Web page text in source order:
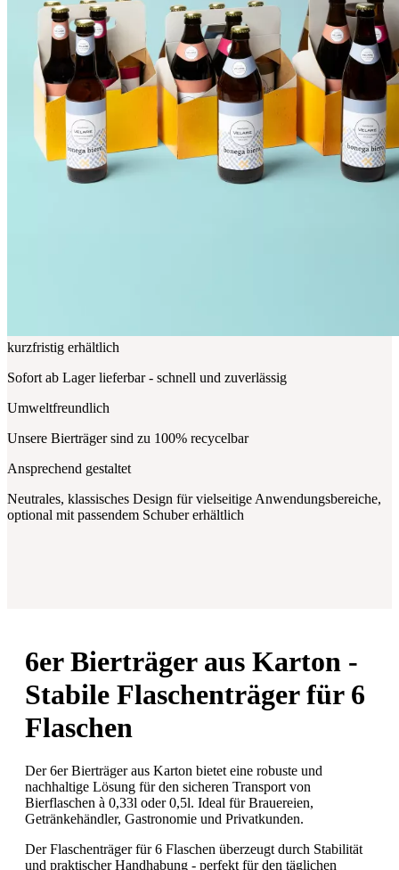
kurzfristig erhältlich
Sofort ab Lager lieferbar - schnell und zuverlässig
Umweltfreundlich
Unsere Bierträger sind zu 100% recycelbar
Ansprechend gestaltet
Neutrales, klassisches Design für vielseitige Anwendungsbereiche,
optional mit passendem Schuber erhältlich
6er Bierträger aus Karton -
Stabile Flaschenträger für 6
Flaschen
Der 6er Bierträger aus Karton bietet eine robuste und
nachhaltige Lösung für den sicheren Transport von
Bierflaschen à 0,33l oder 0,5l. Ideal für Brauereien,
Getränkehändler, Gastronomie und Privatkunden.
Der Flaschenträger für 6 Flaschen überzeugt durch Stabilität
und praktischer Handhabung - perfekt für den täglichen